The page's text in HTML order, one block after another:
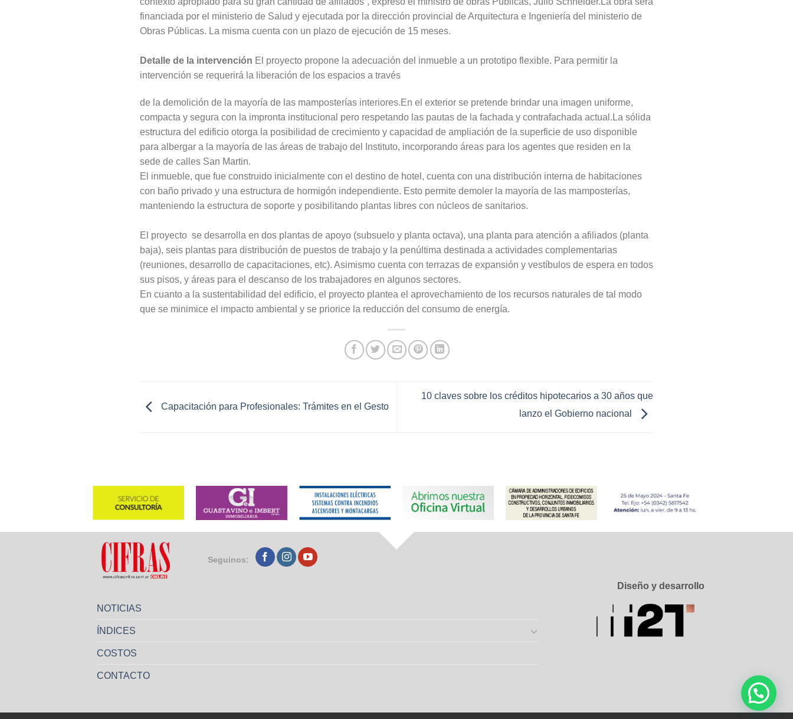
financiada por el ministerio de Salud y ejecutada por la dirección provincial de Arquitectura e Ingeniería del ministerio de
Obras Públicas. La misma cuenta con un plazo de ejecución de 15 meses.
Detalle de la intervención El proyecto propone la adecuación del inmueble a un prototipo flexible. Para permitir la
intervención se requerirá la liberación de los espacios a través
de la demolición de la mayoría de las mamposterías interiores.En el exterior se pretende brindar una imagen uniforme,
compacta y segura con la impronta institucional pero respetando las pautas de la fachada y contrafachada actual.La sólida
estructura del edificio otorga la posibilidad de crecimiento y capacidad de ampliación de la superficie de uso disponible
para albergar a la mayoría de las áreas de trabajo del Instituto, incorporando áreas para los agentes que residen en la
sede de calles San Martin.
El inmueble, que fue construido inicialmente con el destino de hotel, cuenta con una distribución interna de habitaciones
con baño privado y una estructura de hormigón independiente. Esto permite demoler la mayoría de las mamposterías,
manteniendo la estructura de soporte y posibilitando plantas libres con núcleos de sanitarios.
El proyecto se desarrolla en dos plantas de apoyo (subsuelo y planta octava), una planta para atención a afiliados (planta
baja), seis plantas para distribución de puestos de trabajo y la penúltima destinada a actividades complementarias
(reuniones, desarrollo de capacitaciones, etc). Asimismo cuenta con terrazas de expansión y vestíbulos de espera en todos
sus pisos, y áreas para el descanso de los trabajadores en algunos sectores.
En cuanto a la sustentabilidad del edificio, el proyecto plantea el aprovechamiento de los recursos naturales de tal modo
que se minimice el impacto ambiental y se priorice la reducción del consumo de energía.
Capacitación para Profesionales: Trámites en el Gesto
10 claves sobre los créditos hipotecarios a 30 años que
lanzo el Gobierno nacional
Seguinos:
NOTICIAS
ÍNDICES
COSTOS
CONTACTO
Diseño y desarrollo